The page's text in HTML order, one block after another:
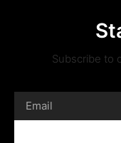
Subscribe to